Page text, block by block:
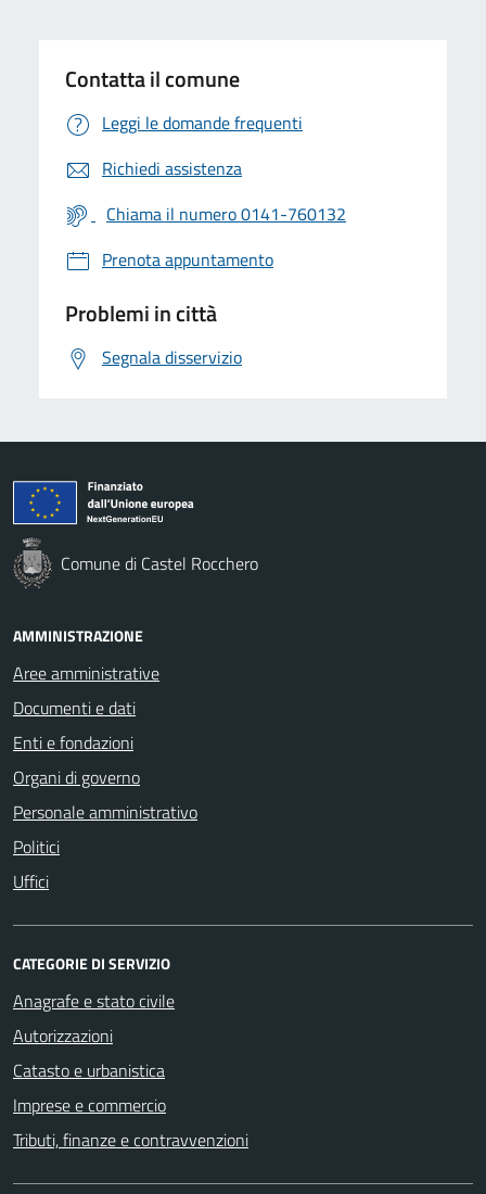
Contatta il comune
Leggi le domande frequenti
Richiedi assistenza
Chiama il numero 0141-760132
Prenota appuntamento
Problemi in città
Segnala disservizio
Comune di Castel Rocchero
AMMINISTRAZIONE
Aree amministrative
Documenti e dati
Enti e fondazioni
Organi di governo
Personale amministrativo
Politici
Uffici
CATEGORIE DI SERVIZIO
Anagrafe e stato civile
Autorizzazioni
Catasto e urbanistica
Imprese e commercio
Tributi, finanze e contravvenzioni